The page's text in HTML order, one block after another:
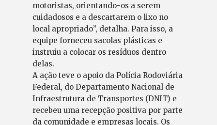
motoristas, orientando-os a serem
cuidadosos e a descartarem o lixo no
local apropriado”, detalha. Para isso, a
equipe forneceu sacolas plásticas e
instruiu a colocar os resíduos dentro
delas.
A ação teve o apoio da Polícia Rodoviária
Federal, do Departamento Nacional de
Infraestrutura de Transportes (DNIT) e
recebeu uma recepção positiva por parte
da comunidade e empresas locais. Os